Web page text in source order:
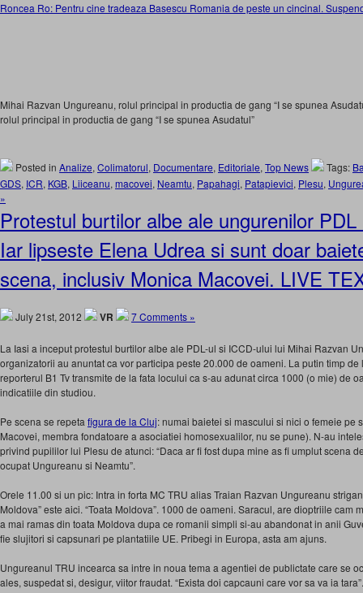
Roncea Ro: Pentru cine tradeaza Basescu Romania de peste un cincinal.
Mihai Razvan Ungureanu, rolul principal in productia de gang “I se spunea
rolul principal in productia de gang “I se spunea Asudatul”
Posted in Analize, Colimatorul, Documentare, Editoriale, Top News Tags:
GDS, ICR, KGB, Liiceanu, macovei, Neamtu, Papahagi, Patapievici, Plesu,
»
Protestul burtilor albe ale ungurenilor
Iar lipseste Elena Udrea si sunt doar
scena, inclusiv Monica Macovei. LIVE
July 21st, 2012 VR 7 Comments »
La Iasi a inceput protestul burtilor albe ale PDL-ul si ICCD-ului lui Mihai Razvan
organizatorii au anuntat ca vor participa peste 20.000 de oameni. La putin timp
reporterul B1 Tv transmite de la fata locului ca s-au adunat circa 1000 (o mie) de
indicatiile din studiou.
Pe scena se repeta figura de la Cluj: numai baietei si mascului si nici o femeie pe
Macovei, membra fondatoare a asociatiei homosexualilor, nu se pune). N-au
privind pupililor lui Plesu de atunci: “Daca ar fi fost dupa mine as fi umplut scena
ocupat Ungureanu si Neamtu”.
Orele 11.00 si un pic: Intra in forta MC TRU alias Traian Razvan Ungureanu
Moldova” este aici. “Toata Moldova”. 1000 de oameni. Saracul, are dioptriile cam
a mai ramas din toata Moldova dupa ce romanii simpli si-au abandonat in anii
fie slujitori si capsunari pe plantatiile UE. Pribegi in Europa, asta am ajuns.
Ungureanul TRU incearca sa intre in noua tema a agentiei de publictate care se
ales, suspedat si, desigur, viitor fraudat. “Exista doi capcauni care vor sa va ia